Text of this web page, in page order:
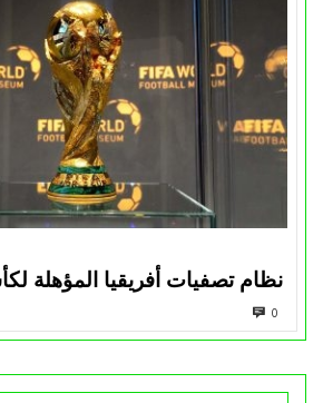
نظام تصفيات أفريقيا المؤهلة لكأس
0